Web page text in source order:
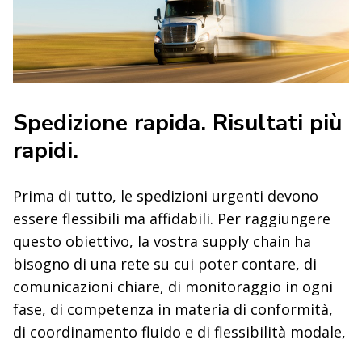
Spedizione rapida. Risultati più
rapidi.
Prima di tutto, le spedizioni urgenti devono
essere flessibili ma affidabili. Per raggiungere
questo obiettivo, la vostra supply chain ha
bisogno di una rete su cui poter contare, di
comunicazioni chiare, di monitoraggio in ogni
fase, di competenza in materia di conformità,
di coordinamento fluido e di flessibilità modale,